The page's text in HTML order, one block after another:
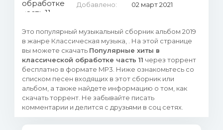
Добавлено:
02 март 2021
Это популярный музыкальный сборник альбом 2019
в жанре Классическая музыка, . На этой странице
вы можете скачать Популярные хиты в
классической обработке часть 11 через торрент
бесплатно в формате MP3. Ниже ознакомьтесь со
списком песен входящих в этот сборник или
альбом, а также найдете информацию о том, как
скачать торрент. Не забывайте писать
комментарии и делится с друзьями в соц сетях.